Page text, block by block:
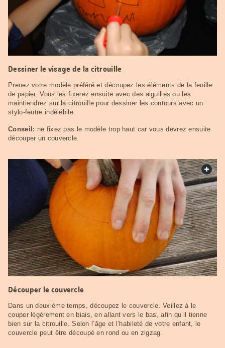
Dessiner le visage de la citrouille
Prenez votre modèle préféré et découpez les éléments de la feuille
de papier. Vous les fixerez ensuite avec des aiguilles ou les
maintiendrez sur la citrouille pour dessiner les contours avec un
stylo-feutre indélébile.
Conseil: ne fixez pas le modèle trop haut car vous devrez ensuite
découper un couvercle.
Découper le couvercle
Dans un deuxième temps, découpez le couvercle. Veillez à le
couper légèrement en biais, en allant vers le bas, afin qu’il tienne
bien sur la citrouille. Selon l’âge et l’habileté de votre enfant, le
couvercle peut être découpé en rond ou en zigzag.